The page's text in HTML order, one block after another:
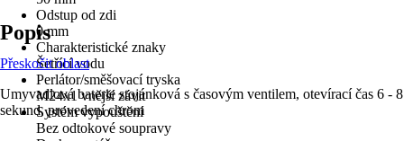
Odstup od zdi
0 mm
Charakteristické znaky
Šetřící vodu
Perlátor/směšovací tryska
M24x1 vnější závit
Systém vypouštění
Bez odtokové soupravy
Popis
Přeskočit oblast
Umyvadlová baterie stojánková s časovým ventilem, otevírací čas 6 - 8
sekund, provedení chrom